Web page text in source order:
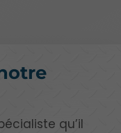
qu’il